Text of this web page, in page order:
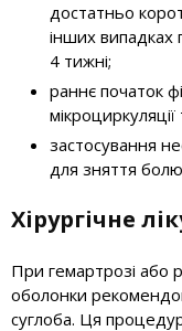
достатньо
інших випадках
4 тижні;
раннє початок
застосування
для зняття
Хірургічне
При гемартрозі або
оболонки
суглоба. Ця